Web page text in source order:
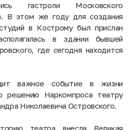
гастроли Московского
В этом же году для создания
в Кострому был прислан
в здании бывшей
где сегодня находится
важное событие в жизни
решению Наркомпроса театру
Николаевича Островского.
театра внесла Великая